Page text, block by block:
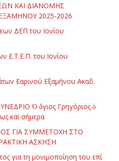
ΚΑΙ ΔΙΑΝΟΜΗΣ
2025-2026
ΔΕΠ του Ιονίου
Ε.Τ.Ε.Π. του Ιονίου
Εαρινού Εξαμήνου Ακαδ.
Ὁ ἅγιος Γρηγόριος ὁ
καὶ σήμερα
ΓΙΑ ΣΥΜΜΕΤΟΧΗ ΣΤΟ
ΑΣΚΗΣΗ
για τη μονιμοποίηση του επί